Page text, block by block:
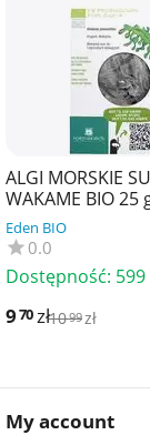
ALGI MORSKIE
WAKAME BIO 25
MUINOS
Eden BIO
0.0
Dostępność:
970zł1099zł
My account